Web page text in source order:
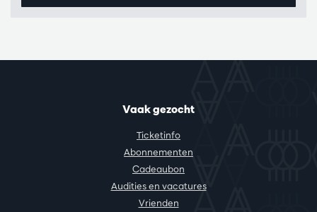
Vaak gezocht
Ticketinfo
Abonnementen
Cadeaubon
Audities en vacatures
Vrienden